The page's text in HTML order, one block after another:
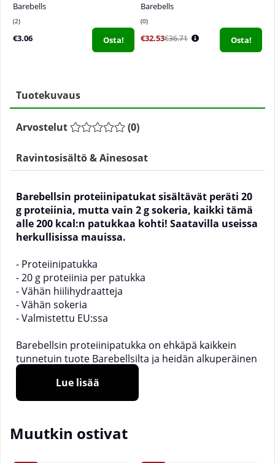
Barebells
2
€3.06 Osta!
Barebells
0
€32.53€36.71 Osta!
Tuotekuvaus
Arvostelut (0)
Ravintosisältö & Ainesosat
Barebellsin proteiinipatukat sisältävät peräti 20
g proteiinia, mutta vain 2 g sokeria, kaikki tämä
alle 200 kcal:n patukkaa kohti! Saatavilla useissa
herkullisissa mauissa.
- Proteiinipatukka
- 20 g proteiinia per patukka
- Vähän hiilihydraatteja
- Vähän sokeria
- Valmistettu EU:ssa
Barebellsin proteiinipatukka on ehkäpä kaikkein
tunnetuin tuote Barebellsilta ja heidän alkuperäinen
patukkansa! 20g proteiinia ja vain 2g sokeria per
proteiinipatukka, yhdessä matalan
kaloripitoisuuden (200 kcal) ja uskomattoman
monien mielestä huipulla mitä tulee
proteiinipatukoihin! Lisäksi ne ovat täysin ilman
Lue lisää
Muutkin ostivat